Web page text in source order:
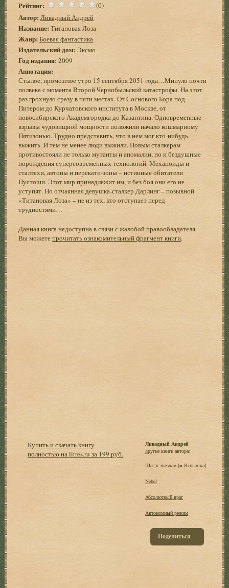
Рейтинг: (0)
Автор: Ливадный Андрей
Название: Титановая Лоза
Жанр: Боевая фантастика
Издательский дом: Эксмо
Год издания:2009
Аннотация:
Стылое, промозглое утро 15 сентября 2051 года…Минуло почти
полвека с момента Второй Чернобыльской катастрофы. На этот
раз грохнуло сразу в пяти местах. От Соснового Бора под
Питером до Курчатовского института в Москве, от
новосибирского Академгородка до Казантипа. Одновременные
взрывы чудовищной мощности положили начало кошмарному
Пятизонью. Трудно представить, что в нем мог кто-нибудь
выжить. И тем не менее люди выжили. Новым сталкерам
противостояли не только мутанты и аномалии, но и бездушные
порождения суперсовременных технологий. Механоиды и
сталтехи, автоны и перекати-зоны – истинные обитатели
Пустоши. Этот мир принадлежит им, и без боя они его не
уступят. Но отчаянная девушка-сталкер Дарлинг – позывной
«Титановая Лоза» – не из тех, кто отступает перед
трудностями…
Данная книга недоступна в связи с жалобой правообладателя.
Вы можетепрочитать ознакомительный фрагмент книги.
Купить и скачать книгу
полностью на litres.ru за 199 руб.
Ливадный Андрей
другие книги автора:
Шаг к звездам [= Вспышка]
Nebel
Абсолютный враг
Автономный режим
Поделиться